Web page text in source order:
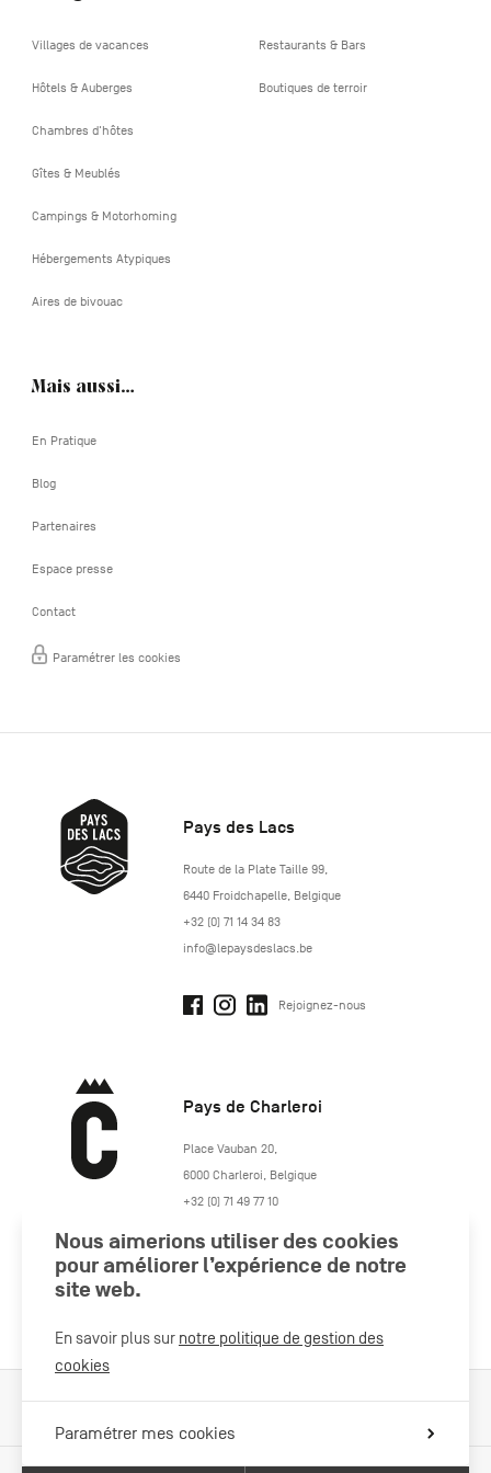
Villages de vacances
Hôtels & Auberges
Chambres d'hôtes
Gîtes & Meublés
Campings & Motorhoming
Hébergements Atypiques
Aires de bivouac
Restaurants & Bars
Boutiques de terroir
Mais aussi…
En Pratique
Blog
Partenaires
Espace presse
Contact
Paramétrer les cookies
Pays des Lacs
http://www.lepaysdeslacs.be/
Route de la Plate Taille 99,
6440 Froidchapelle, Belgique
+32 (0) 71 14 34 83
info@lepaysdeslacs.be
Rejoignez-nous
Pays de Charleroi
https://www.paysdecharleroi.be/
Place Vauban 20,
6000 Charleroi Belgique
+32 (0) 71 49 77 10
Nous aimerions utiliser des cookies
pour améliorer l’expérience de notre
site web.
En savoir plus sur notre politique de gestion des
cookies
Paramétrer mes cookies